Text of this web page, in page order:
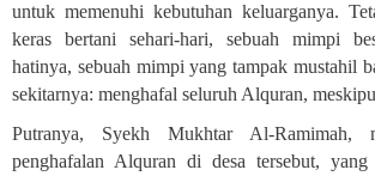
untuk memenuhi kebutuhan keluarganya.
keras bertani sehari-hari, sebuah mimpi
hatinya, sebuah mimpi yang tampak mustahil
sekitarnya: menghafal seluruh Alquran,
Putranya, Syekh Mukhtar Al-Ramimah,
penghafalan Alquran di desa tersebut,